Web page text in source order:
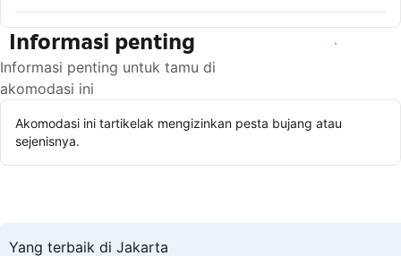
Informasi penting
Informasi penting untuk tamu di
akomodasi ini
Lihat ketersediaan
Akomodasi ini tartikelak mengizinkan pesta bujang atau
sejenisnya.
Yang terbaik di Jakarta